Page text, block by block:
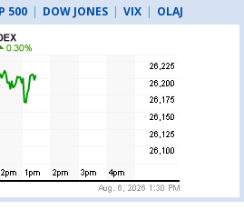
500 | DOW JONES | VIX | OLAJ